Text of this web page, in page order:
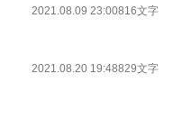
2021.08.09 23:00816文字
2021.08.20 19:48829文字